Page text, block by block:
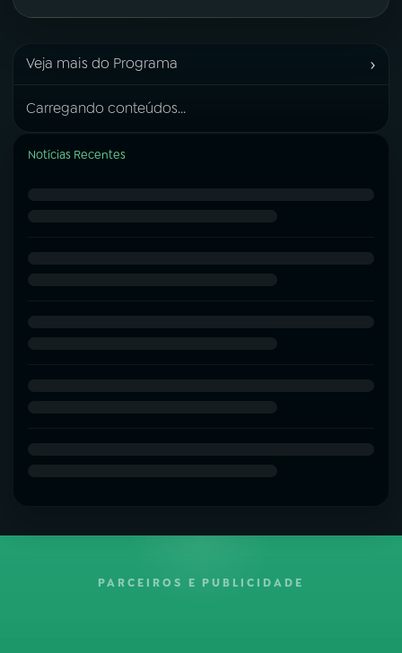
Veja mais do Programa ›
Carregando conteúdos...
Notícias Recentes
PARCEIROS E PUBLICIDADE